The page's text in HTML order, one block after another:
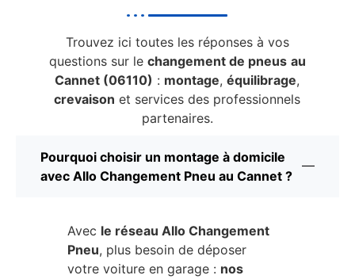
Trouvez ici toutes les réponses à vos
questions sur le changement de pneus au
Cannet (06110) : montage,équilibrage,
crevaison et services des professionnels
partenaires.
Pourquoi choisir un montage à domicile
avec Allo Changement Pneu au Cannet ?
Avec le réseau Allo Changement
Pneu, plus besoin de déposer
votre voiture en garage : nos